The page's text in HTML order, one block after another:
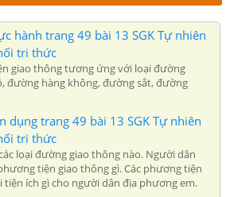
hành trang 49 bài 13 SGK Tự nhiên
tri thức
giao thông tương ứng với loại đường
đường hàng không, đường sắt, đường
dụng trang 49 bài 13 SGK Tự nhiên
tri thức
loại đường giao thông nào. Người dân
tiện giao thông gì. Các phương tiện
tiện ích gì cho người dân địa phương em.